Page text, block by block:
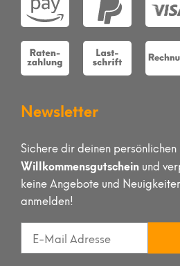
Newsletter
Sichere dir deinen persönlichen
Willkommensgutschein und
keine Angebote und
anmelden!